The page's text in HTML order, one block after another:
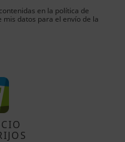
en la política de
datos para el envío de la